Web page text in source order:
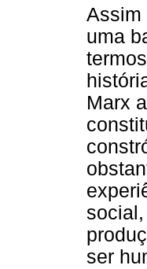
Assim
uma
Marx
ser